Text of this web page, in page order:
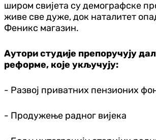
широм свијета су демографске
живе све дуже, док наталитет
Феникс магазин.
Аутори студије препоручују
реформе, које укључују:
- Развој приватних пензионих
- Продужење радног вијека